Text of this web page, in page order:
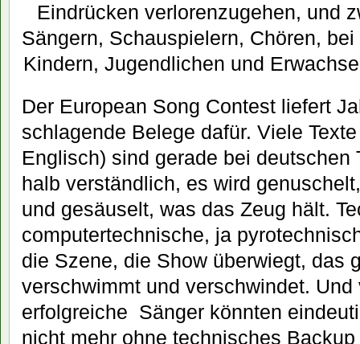
Eindrücken verlorenzugehen, und
Sängern, Schauspielern, Chören,
Kindern, Jugendlichen und
Der European Song Contest liefert
schlagende Belege dafür. Viele
Englisch) sind gerade bei deutschen
halb verständlich, es wird
und gesäuselt, was das Zeug hält.
computertechnische, ja
die Szene, die Show überwiegt, das
verschwimmt und verschwindet.
erfolgreiche Sänger könnten
nicht mehr ohne technisches